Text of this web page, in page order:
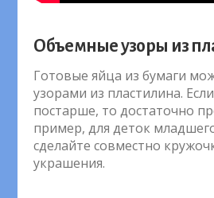
Объемные узоры из
Готовые яйца из бумаги
узорами из пластилина.
постарше, то достаточно
пример, для деток
сделайте совместно
украшения.